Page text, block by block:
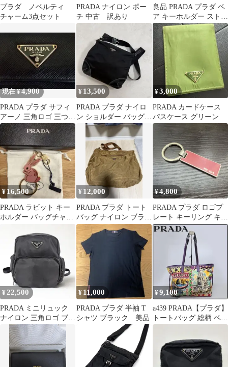
プラダ ノベルティ
チャーム3点セット
PRADA ナイロン ポー
チ 中古 訳あり
良品 PRADA プラダ ベ
ア キーホルダー ストラ
ップ メタル スタッズ
現在 ¥4,900
PRADA プラダ サフィ
アーノ 三角ロゴ 三つ折
り財布 ブラック ヴィン
テージ
¥ 13,500
PRADA プラダ ナイロ
ン ショルダー バッグ
三角ロゴ テスート ブラ
ック
¥3,000
PRADA カードケース
パスケース グリーン
¥ 16,500
PRADA ラビット キー
ホルダー バッグチャー
¥ 12,000
PRADA プラダ トート
バッグ ナイロン ブラウ
ン
¥4,800
PRADA プラダ ロゴプ
レート キーリング キー
ホルダー
¥ 22,500
PRADA ミニリュック
ナイロン 三角ロゴ ブラ
ック
¥ 11,000
PRADA プラダ 半袖 T
シャツ ブラック 美品
¥9,100
a439 PRADA【プラダ】
トートバッグ 総柄 ベネ
チアプリント